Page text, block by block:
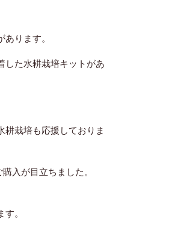
ります。
した水耕栽培キットがあ
耕栽培も応援しておりま
入が目立ちました。
。